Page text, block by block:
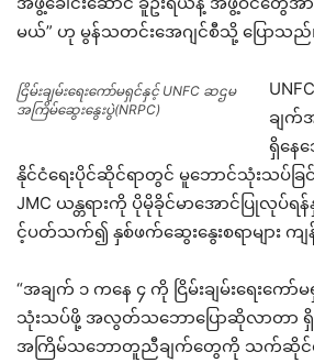
မယ်” ဟု မွန်သတင်းအေဂျင်စီသို့ ပြောသည်
ငြိမ်းချမ်းရေးကော်မရှင်နှင့် UNFC ဆဌမ
အကြိမ်ဆွေးနွေးပွဲ(NRPC)
ချက်
ရှိနေ
နိုင်ငံရေးပိုင်ဆိုင်ရာတွင် မူဘောင်သုံးသပ်ခြ
JMC ယန္တရားကို ပိုမိုခိုင်မာအောင်ပြုလုပ်ရ
င့်ပတ်သက်၍ နှစ်ဖက်ဆွေးနွေးစရာများ ကျ
“အချက် ၁ ကနေ ၄ ကို ငြိမ်းချမ်းရေးက
သုံးသပ်ဖို့ အလွတ်သဘောပြောဆိုလာတာ
အကြိမ်သဘောတူညီချက်တွေကို သက်ဆို